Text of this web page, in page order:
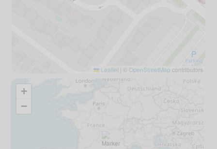
Leaflet | © OpenStreetMap contributors
+
−